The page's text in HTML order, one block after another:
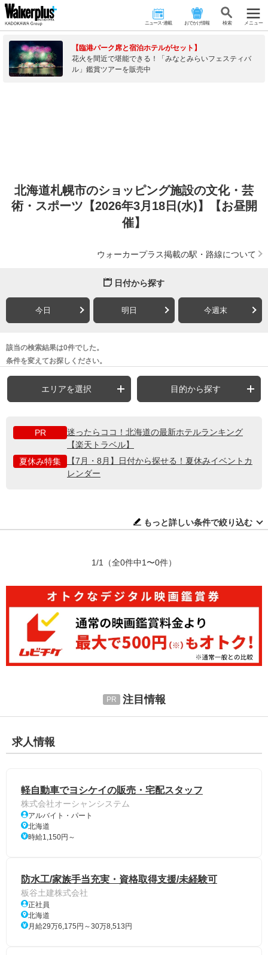
ニュース･連載 おでかけ情報 検 索 メニュー
【臨港パーク席と宿泊ホテルがセット】
花火を間近で堪能できる！「みなとみらいフェスティバ
ル」鑑賞ツアーを販売中
北海道札幌市のショッピング施設の文化・芸
術・スポーツ【2026年3月18日(水)】【お昼開
催】
ウォーカープラス掲載の駅・路線について
日付から探す
今日 明日 今週末
該当の検索結果は0件でした。
条件を変えてお探しください。
エリアを選択 目的から探す
PR
迷ったらココ！北海道の最新ホテルランキング
【楽天トラベル】
夏休み特集
【7月・8月】日付から探せる！夏休みイベントカ
レンダー
もっと詳しい条件で絞り込む
1/1 （全0件中1〜0件）
注目情報
求人情報
軽自動車でヨシケイの販売・宅配スタッフ
株式会社オーシャンシステム
アルバイト・パート
北海道
時給1,150円～
防水工/家族手当充実・資格取得支援/未経験可
板谷土建株式会社
正社員
北海道
月給29万6,175円～30万8,513円